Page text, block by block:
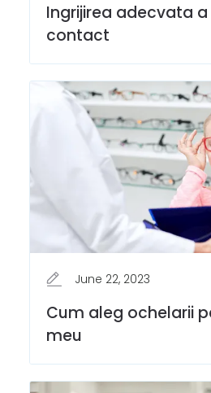
Ingrijirea adecvata
contact
June 22, 2023
Cum aleg ochelarii
meu